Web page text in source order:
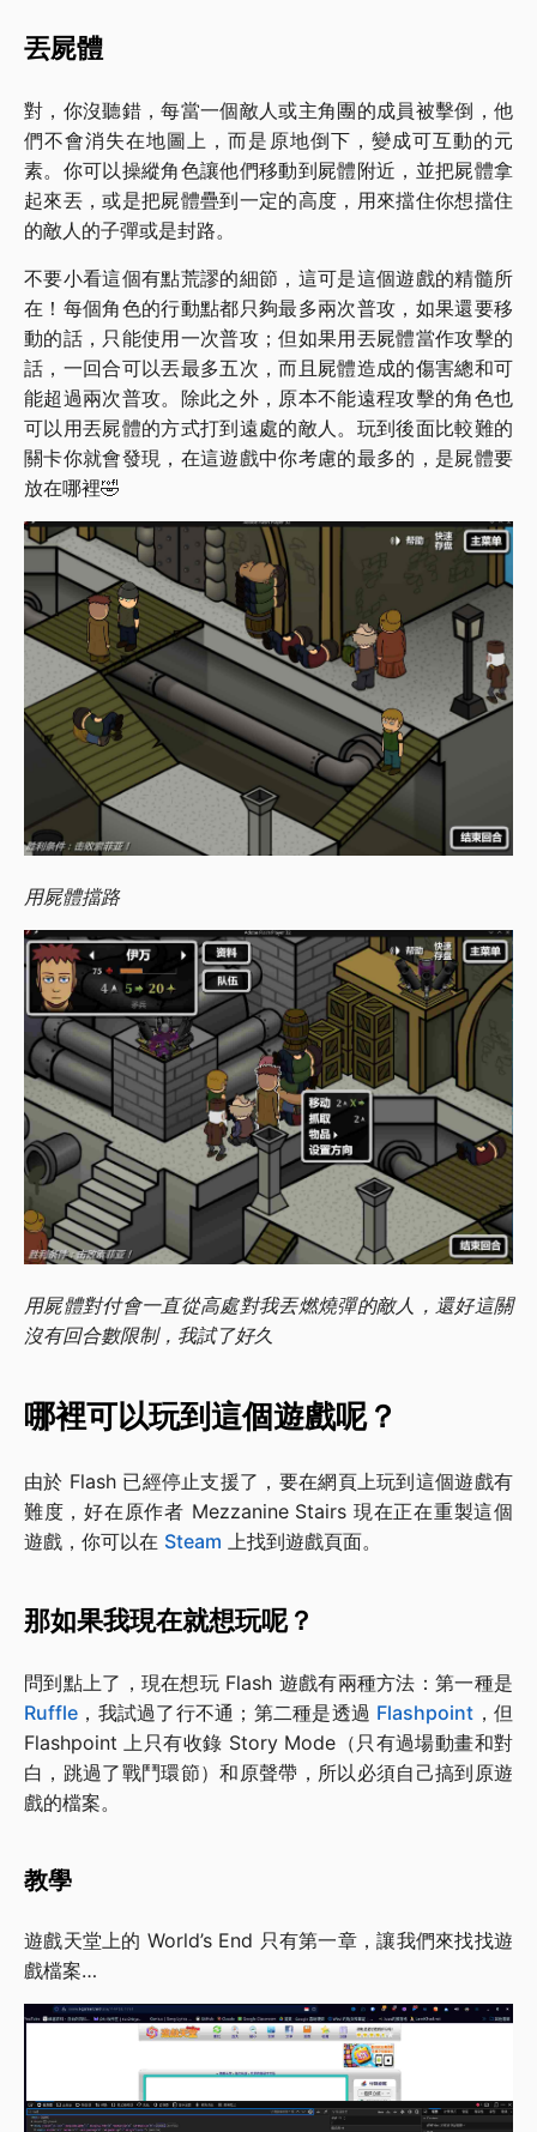
丟屍體
對，你沒聽錯，每當一個敵人或主角團的成員被擊倒，他
們不會消失在地圖上，而是原地倒下，變成可互動的元
素。你可以操縱角色讓他們移動到屍體附近，並把屍體拿
起來丟，或是把屍體疊到一定的高度，用來擋住你想擋住
的敵人的子彈或是封路。
不要小看這個有點荒謬的細節，這可是這個遊戲的精髓所
在！每個角色的行動點都只夠最多兩次普攻，如果還要移
動的話，只能使用一次普攻；但如果用丟屍體當作攻擊的
話，一回合可以丟最多五次，而且屍體造成的傷害總和可
能超過兩次普攻。除此之外，原本不能遠程攻擊的角色也
可以用丟屍體的方式打到遠處的敵人。玩到後面比較難的
關卡你就會發現，在這遊戲中你考慮的最多的，是屍體要
放在哪裡🤣
用屍體擋路
用屍體對付會一直從高處對我丟燃燒彈的敵人，還好這關
沒有回合數限制，我試了好久
哪裡可以玩到這個遊戲呢？
由於 Flash 已經停止支援了，要在網頁上玩到這個遊戲有
難度，好在原作者 Mezzanine Stairs 現在正在重製這個
遊戲，你可以在 Steam 上找到遊戲頁面。
那如果我現在就想玩呢？
問到點上了，現在想玩 Flash 遊戲有兩種方法：第一種是
Ruffle ，我試過了行不通；第二種是透過 Flashpoint ，但
Flashpoint 上只有收錄 Story Mode（只有過場動畫和對
白，跳過了戰鬥環節）和原聲帶，所以必須自己搞到原遊
戲的檔案。
教學
遊戲天堂上的 World’s End 只有第一章，讓我們來找找遊
戲檔案…